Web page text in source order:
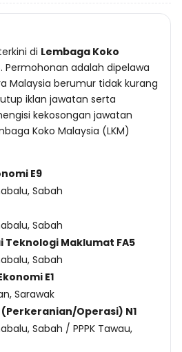
di Lembaga Koko
Permohonan adalah dipelawa
Malaysia berumur tidak kurang
iklan jawatan serta
kekosongan jawatan
Koko Malaysia (LKM)
E9
Sabah
Sabah
Teknologi Maklumat FA5
Sabah
E1
Sarawak
(Perkeranian/Operasi) N1
Sabah / PPPK Tawau,